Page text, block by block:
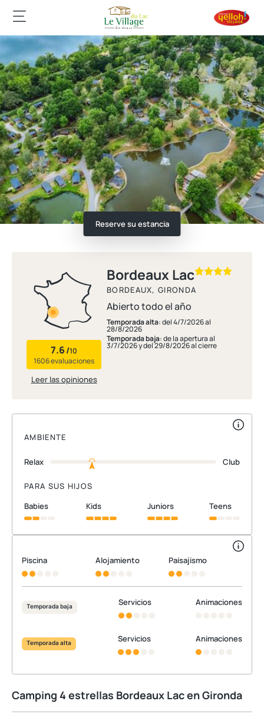
Reserve su estancia
7.6/10
1606 evaluaciones
Leer las opiniones
Bordeaux Lac
BORDEAUX, GIRONDA
Abierto todo el año
Temporada alta: del 4/7/2026 al
28/8/2026
Temporada baja: de la apertura al
3/7/2026 y del 29/8/2026 al cierre
AMBIENTE
Relax Club
PARA SUS HIJOS
babies
kids juniors teens
Piscina Alojamiento Paisajismo
Temporada baja Servicios Animaciones
Temporada alta Servicios Animaciones
Camping 4 estrellas Bordeaux Lac en Gironda